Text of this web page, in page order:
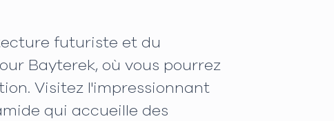
futuriste et du
Bayterek, où vous pourrez
Visitez l'impressionnant
qui accueille des